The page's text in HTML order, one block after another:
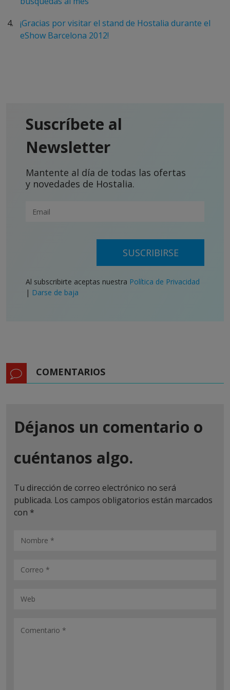
¡Gracias por visitar el stand de Hostalia durante el
eShow Barcelona 2012!
Suscríbete al
Newsletter
Mantente al día de todas las ofertas
y novedades de Hostalia.
SUSCRIBIRSE
Al subscribirte aceptas nuestra Política de Privacidad
| Darse de baja
COMENTARIOS
Déjanos un comentario o
cuéntanos algo.
Tu dirección de correo electrónico no será
publicada. Los campos obligatorios están marcados
con *